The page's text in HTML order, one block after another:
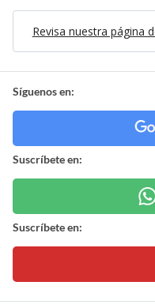
Revisa nuestra página
Síguenos en:
Suscríbete en:
Suscríbete en: